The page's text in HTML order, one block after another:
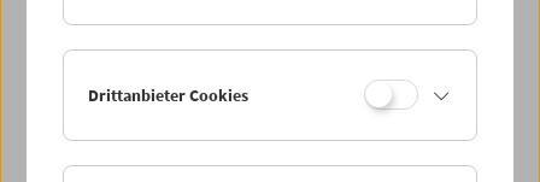
Sa 19.8.
Drittanbieter Cookies